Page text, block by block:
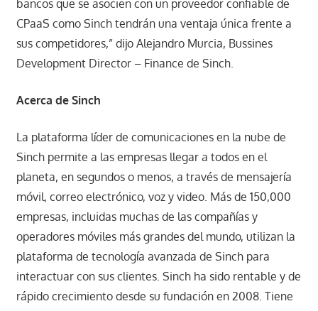
bancos que se asocien con un proveedor confiable de
CPaaS como Sinch tendrán una ventaja única frente a
sus competidores,” dijo Alejandro Murcia, Bussines
Development Director – Finance de Sinch.
Acerca de Sinch
La plataforma líder de comunicaciones en la nube de
Sinch permite a las empresas llegar a todos en el
planeta, en segundos o menos, a través de mensajería
móvil, correo electrónico, voz y video. Más de 150,000
empresas, incluidas muchas de las compañías y
operadores móviles más grandes del mundo, utilizan la
plataforma de tecnología avanzada de Sinch para
interactuar con sus clientes. Sinch ha sido rentable y de
rápido crecimiento desde su fundación en 2008. Tiene